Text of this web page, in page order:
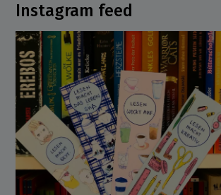
Instagram feed